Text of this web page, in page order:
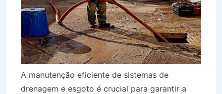
A manutenção eficiente de sistemas de
drenagem e esgoto é crucial para garantir a